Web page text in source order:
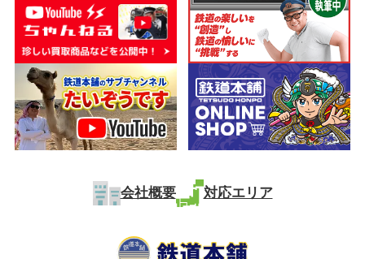
会社概要 対応エリア